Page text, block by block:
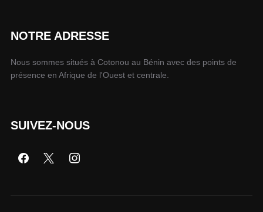
NOTRE ADRESSE
Nous sommes situés à Cotonou au Bénin avec des points de
présence en Afrique de l'Ouest et centrale.
SUIVEZ-NOUS